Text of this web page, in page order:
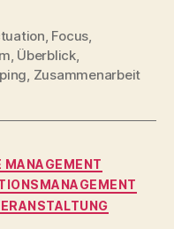
, Focus,
, Überblick,
, Zusammenarbeit
MANAGEMENT